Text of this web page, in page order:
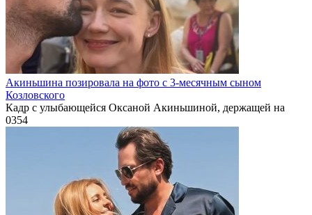
Акиньшина позировала на фото с 3-месячным сыном
Козловского
Кадр с улыбающейся Оксаной Акиньшиной, держащей на
0354